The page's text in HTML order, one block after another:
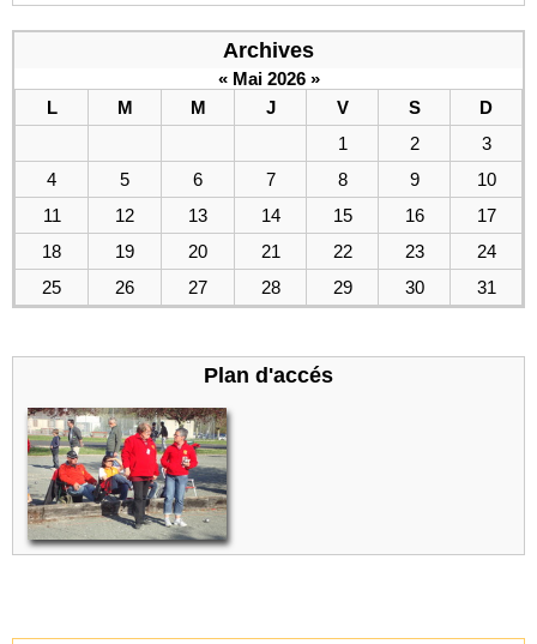
Archives
« Mai 2026 »
L
M M J V S
D
1
2
3
4
5 6 7 8 9
10
11
12 13 14 15 16
17
18
19 20 21 22 23
24
25
26 27 28 29 30 31
Plan d'accés